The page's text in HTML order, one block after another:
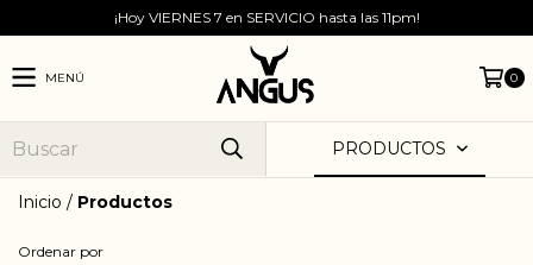
¡Hoy VIERNES 7 en SERVICIO hasta las 11pm!
MENÚ 0
PRODUCTOS
Inicio / Productos
Ordenar por